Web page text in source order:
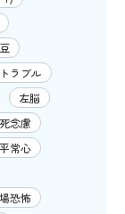
ラブル
左脳
念慮
平常心
恐怖